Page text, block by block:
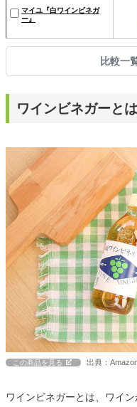
マイユ『白ワインビネガ
ー』
比較一
ワインビネガーと
この商品を見る 出典：
ワインビネガーとは、ワイ